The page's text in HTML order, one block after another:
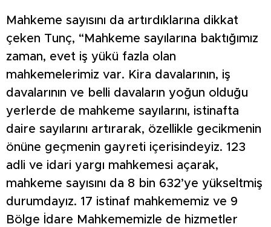
Mahkeme sayısını da artırdıklarına dikkat
çeken Tunç, “Mahkeme sayılarına baktığımız
zaman, evet iş yükü fazla olan
mahkemelerimiz var. Kira davalarının, iş
davalarının ve belli davaların yoğun olduğu
yerlerde de mahkeme sayılarını, istinafta
daire sayılarını artırarak, özellikle gecikmenin
önüne geçmenin gayreti içerisindeyiz. 123
adli ve idari yargı mahkemesi açarak,
mahkeme sayısını da 8 bin 632’ye yükseltmiş
durumdayız. 17 istinaf mahkememiz ve 9
Bölge İdare Mahkememizle de hizmetler